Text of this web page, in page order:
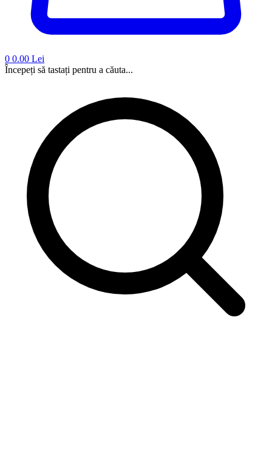
0 0.00 Lei
Începeți să tastați pentru a căuta...